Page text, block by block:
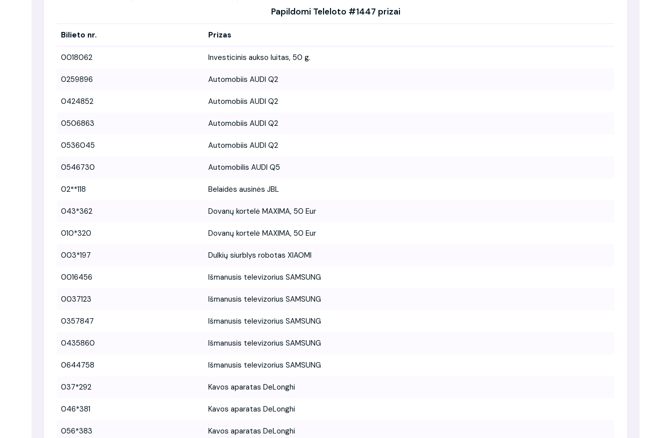
Papildomi Teleloto #1447 prizai
Bilieto nr. Prizas
0018062 Investicinis aukso luitas, 50 g.
0259896 Automobiis AUDI Q2
0424852 Automobiis AUDI Q2
0506863 Automobiis AUDI Q2
0536045 Automobiis AUDI Q2
0546730 Automobilis AUDI Q5
02**118 Belaidės ausinės JBL
043*362 Dovanų kortelė MAXIMA, 50 Eur
010*320 Dovanų kortelė MAXIMA, 50 Eur
003*197 Dulkių siurblys robotas XIAOMI
0016456 Išmanusis televizorius SAMSUNG
0037123 Išmanusis televizorius SAMSUNG
0357847 Išmanusis televizorius SAMSUNG
0435860 Išmanusis televizorius SAMSUNG
0644758 Išmanusis televizorius SAMSUNG
037*292 Kavos aparatas DeLonghi
046*381 Kavos aparatas DeLonghi
056*383 Kavos aparatas DeLonghi